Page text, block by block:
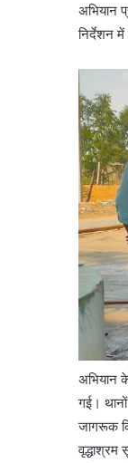
अभियान
निर्देशन
अभियान
गई। थानों
जागरूक
वृद्धाश्रम